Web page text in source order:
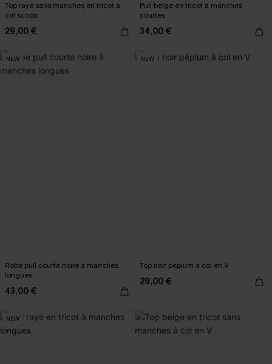
Top rayé sans manches en tricot à
col scoop
29,00 €
Pull beige en tricot à manches
courtes
34,00 €
NEW
Robe pull courte noire à manches
longues
43,00 €
NEW
Top noir péplum à col en V
29,00 €
NEW